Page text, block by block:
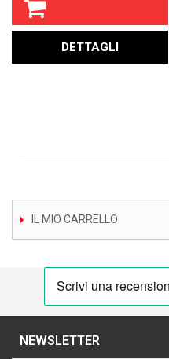
DETTAGLI
IL MIO CARRELLO
NEWSLETTER